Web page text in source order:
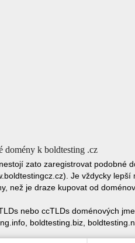
domény k boldtesting .cz
zato zaregistrovat podobné
Je vždycky
než je draze kupovat od
nebo ccTLDs doménových
boldtesting.biz,